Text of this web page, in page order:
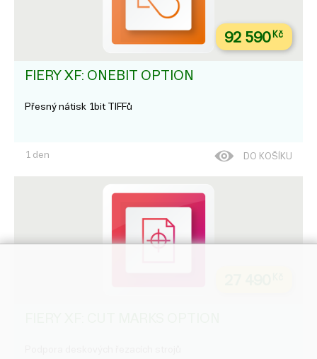
92 590Kč
FIERY XF: ONEBIT OPTION
Přesný nátisk 1bit TIFFů
1 den DO KOŠÍKU